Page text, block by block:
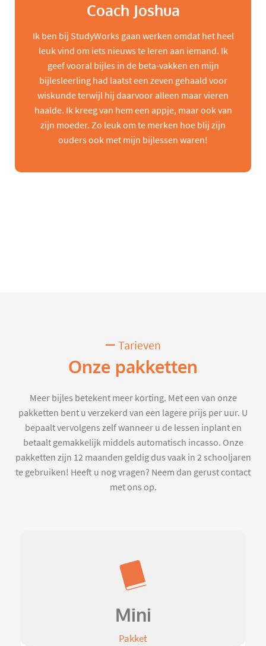
Coach Joshua
Ik ben bij StudyWorks gaan werken omdat het heel
leuk vind om iets nieuws te leren aan iemand. Ik
geef vooral bijles in de beta-vakken en mijn
bijlesleerling had laatst een zeven gehaald voor
wiskunde terwijl hij daarvoor alleen maar vieren
haalde. Ik kreeg van hem een appje, maar ook van
zijn moeder. Zo leuk om te merken hoe blij zijn
ouders ook met mijn bijlessen waren!
Tarieven
Onze pakketten
Meer bijles betekent meer korting. Met een van onze
pakketten bent u verzekerd van een lagere prijs per uur. U
bepaalt vervolgens zelf wanneer u de lessen inplant en
betaalt gemakkelijk middels automatisch incasso. Onze
pakketten zijn 12 maanden geldig dus vaak in 2 schooljaren
te gebruiken! Heeft u nog vragen? Neem dan gerust contact
met ons op.
Mini
Pakket